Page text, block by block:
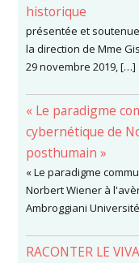
historique
présentée et soutenue
la direction de Mme
29 novembre 2019, […]
« Le paradigme
cybernétique de
posthumain »
« Le paradigme
Norbert Wiener à
Ambroggiani
RACONTER LE